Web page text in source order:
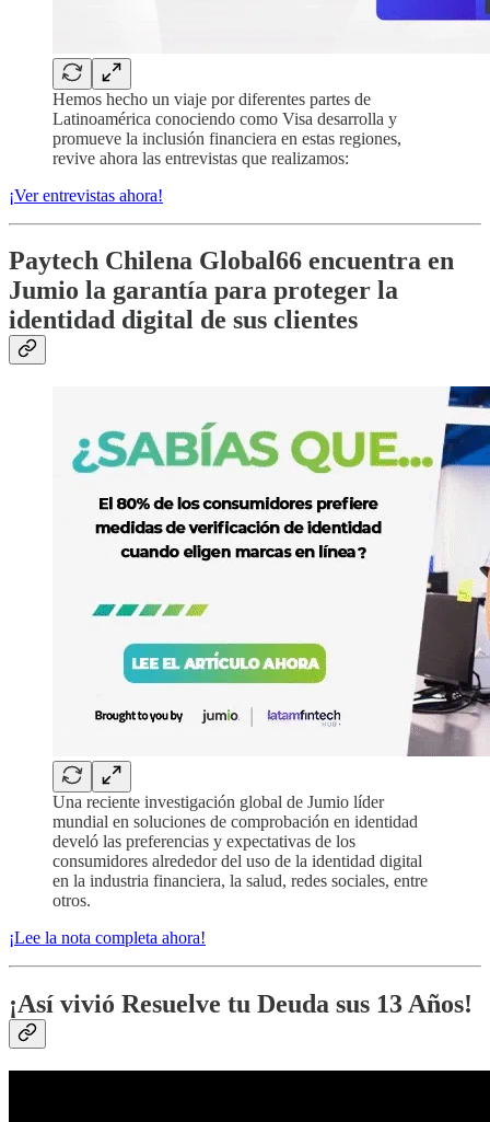
Hemos hecho un viaje por diferentes partes de
Latinoamérica conociendo como Visa desarrolla y
promueve la inclusión financiera en estas regiones,
revive ahora las entrevistas que realizamos:
¡Ver entrevistas ahora!
Paytech Chilena Global66 encuentra en
Jumio la garantía para proteger la
identidad digital de sus clientes
Una reciente investigación global de Jumio líder
mundial en soluciones de comprobación en identidad
develó las preferencias y expectativas de los
consumidores alrededor del uso de la identidad digital
en la industria financiera, la salud, redes sociales, entre
otros.
¡Lee la nota completa ahora!
¡Así vivió Resuelve tu Deuda sus 13 Años!